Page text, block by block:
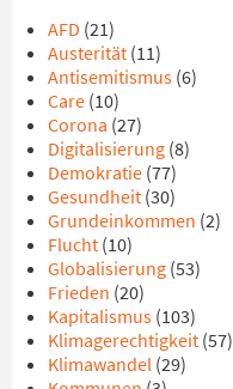
AFD (21)
Austerität (11)
Antisemitismus (6)
Care (10)
Corona (27)
Digitalisierung (8)
Demokratie (77)
Gesundheit (30)
Grundeinkommen (2)
Flucht (10)
Globalisierung (53)
Frieden (20)
Kapitalismus (103)
Klimagerechtigkeit (57)
Klimawandel (29)